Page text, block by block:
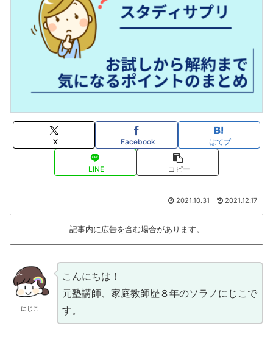
X Facebook はてブ
LINE コピー
2021.10.31 2021.12.17
記事内に広告を含む場合があります。
にじこ
こんにちは！
元塾講師、家庭教師歴８年のソラノにじこで
す。